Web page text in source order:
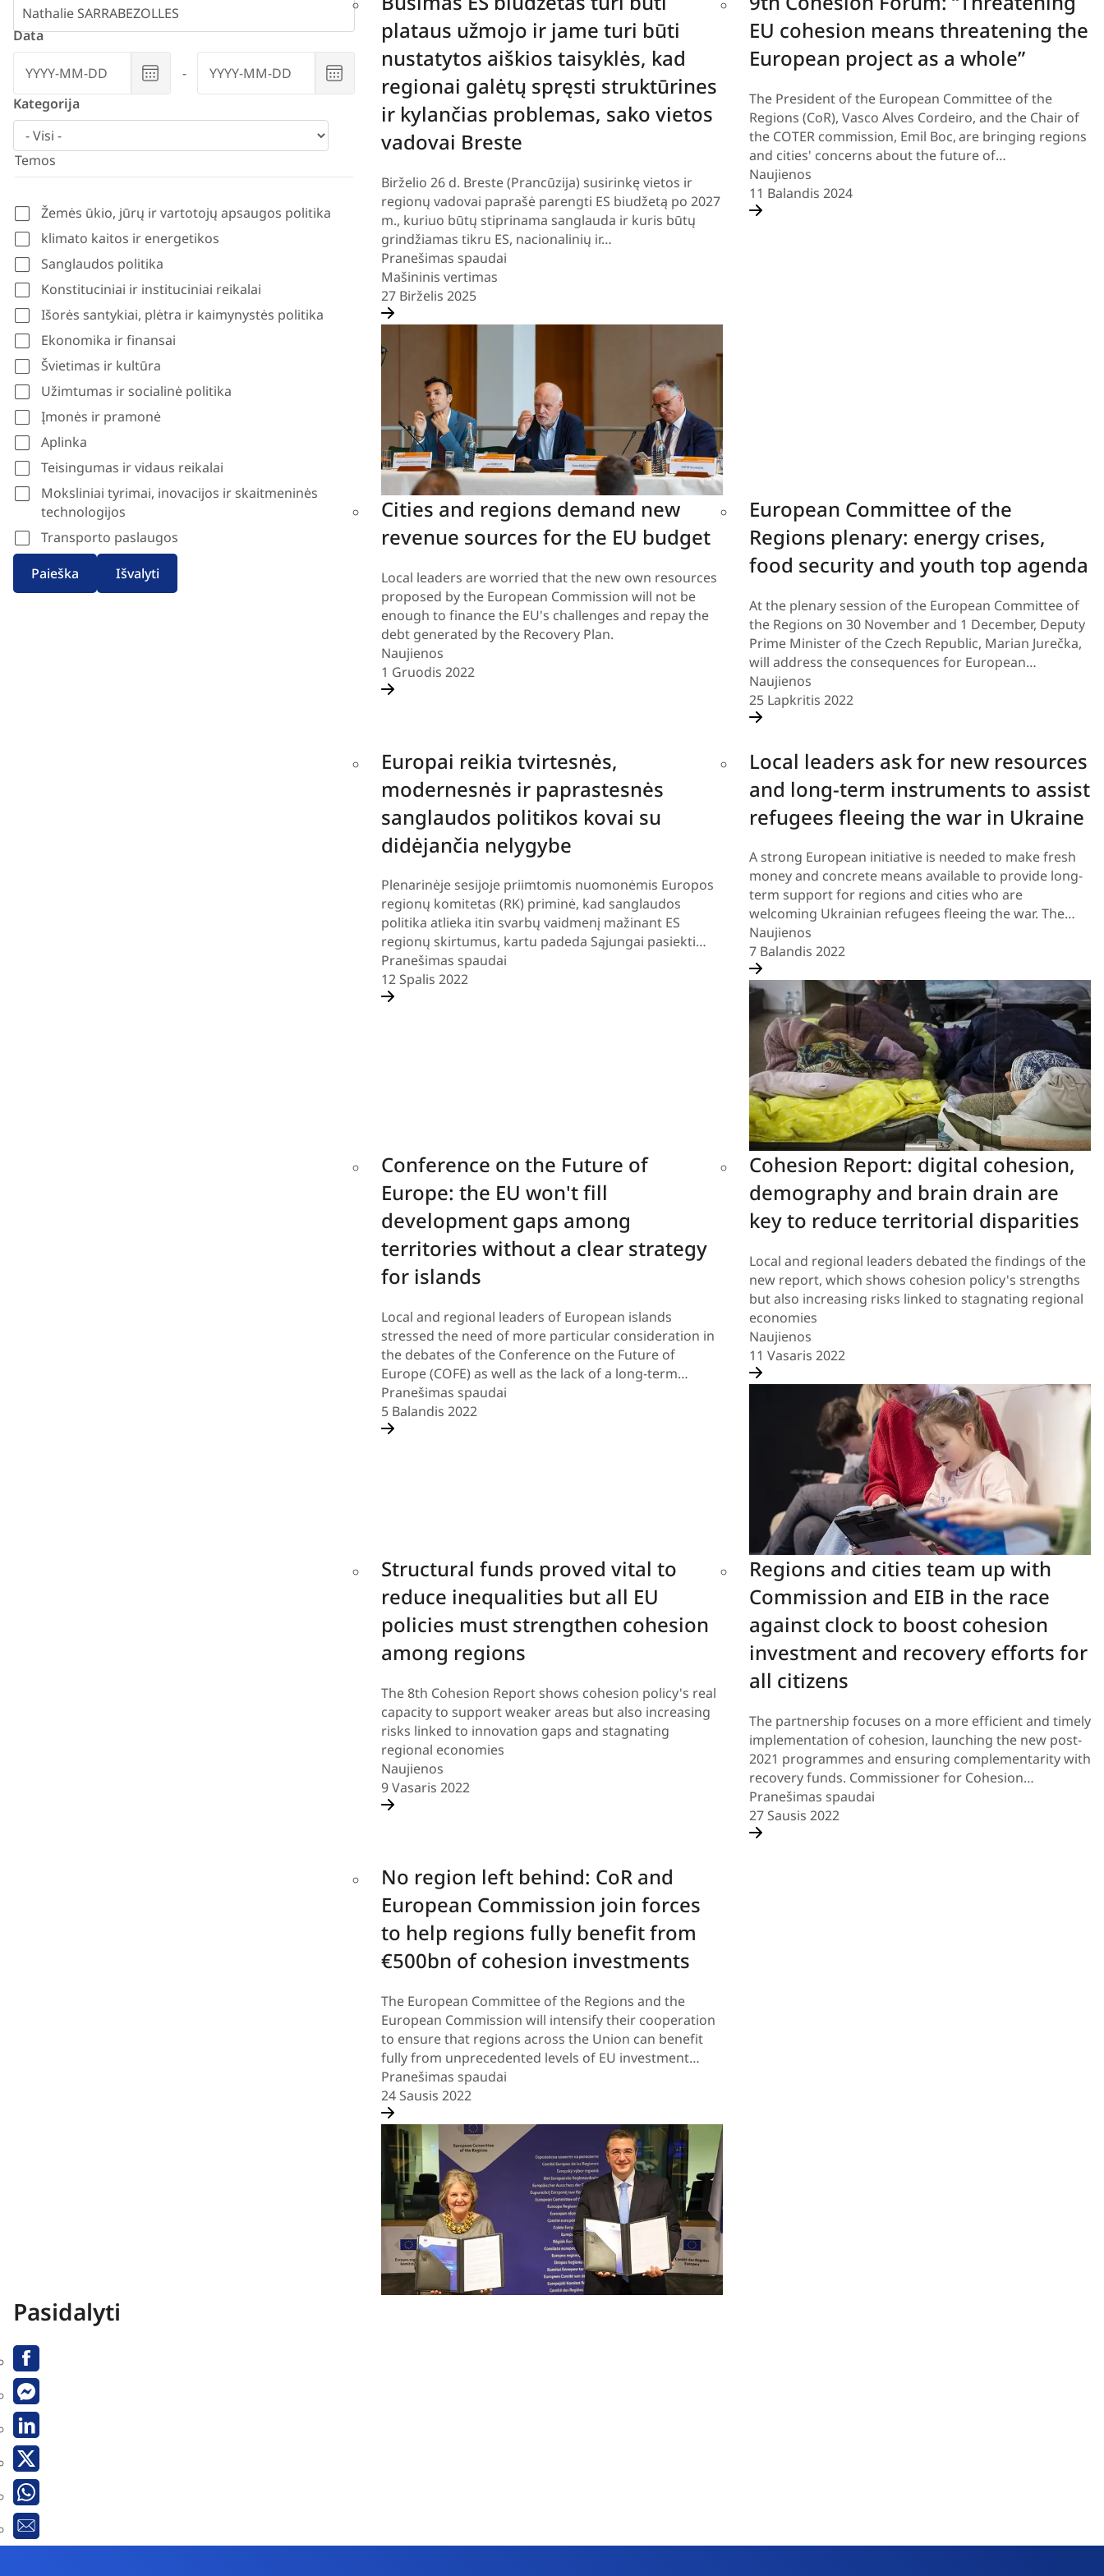
filters
Data
Choose
date
Choose
date
Kategorija
Temos
Žemės ūkio, jūrų ir vartotojų apsaugos politika
klimato kaitos ir energetikos
Sanglaudos politika
Konstituciniai ir instituciniai reikalai
Išorės santykiai, plėtra ir kaimynystės politika
Ekonomika ir finansai
Švietimas ir kultūra
Užimtumas ir socialinė politika
Įmonės ir pramonė
Aplinka
Teisingumas ir vidaus reikalai
Moksliniai tyrimai, inovacijos ir skaitmeninės
technologijos
Transporto paslaugos
Paieška
Išvalyti
items
Overview
(11)
plataus užmojo ir jame turi būti
nustatytos aiškios taisyklės, kad
regionai galėtų spręsti struktūrines
ir kylančias problemas, sako vietos
vadovai Breste
Birželio 26 d. Breste (Prancūzija) susirinkę vietos ir
regionų vadovai paprašė parengti ES biudžetą po 2027
m., kuriuo būtų stiprinama sanglauda ir kuris būtų
grindžiamas tikru ES, nacionalinių ir…
Pranešimas spaudai
Mašininis vertimas
27 Birželis 2025
EU cohesion means threatening the
European project as a whole”
The President of the European Committee of the
Regions (CoR), Vasco Alves Cordeiro, and the Chair of
the COTER commission, Emil Boc, are bringing regions
and cities' concerns about the future of…
Naujienos
11 Balandis 2024
Cities and regions demand new
revenue sources for the EU budget
Local leaders are worried that the new own resources
proposed by the European Commission will not be
enough to finance the EU's challenges and repay the
debt generated by the Recovery Plan.
Naujienos
1 Gruodis 2022
European Committee of the
Regions plenary: energy crises,
food security and youth top agenda
At the plenary session of the European Committee of
the Regions on 30 November and 1 December, Deputy
Prime Minister of the Czech Republic, Marian Jurečka,
will address the consequences for European…
Naujienos
25 Lapkritis 2022
Europai reikia tvirtesnės,
modernesnės ir paprastesnės
sanglaudos politikos kovai su
didėjančia nelygybe
Plenarinėje sesijoje priimtomis nuomonėmis Europos
regionų komitetas (RK) priminė, kad sanglaudos
politika atlieka itin svarbų vaidmenį mažinant ES
regionų skirtumus, kartu padeda Sąjungai pasiekti…
Pranešimas spaudai
12 Spalis 2022
Local leaders ask for new resources
and long-term instruments to assist
refugees fleeing the war in Ukraine
A strong European initiative is needed to make fresh
money and concrete means available to provide long-
term support for regions and cities who are
welcoming Ukrainian refugees fleeing the war. The…
Naujienos
7 Balandis 2022
​Conference on the Future of
Europe: the EU won't fill
development gaps among
territories without a clear strategy
for islands
Local and regional leaders of European islands
stressed the need of more particular consideration in
the debates of the Conference on the Future of
Europe (COFE) as well as the lack of a long-term…
Pranešimas spaudai
5 Balandis 2022
Cohesion Report: digital cohesion,
demography and brain drain are
key to reduce territorial disparities
Local and regional leaders debated the findings of the
new report, which shows cohesion policy's strengths
but also increasing risks linked to stagnating regional
economies
Naujienos
11 Vasaris 2022
Structural funds proved vital to
reduce inequalities but all EU
policies must strengthen cohesion
among regions
The 8th Cohesion Report shows cohesion policy's real
capacity to support weaker areas but also increasing
risks linked to innovation gaps and stagnating
regional economies
Naujienos
9 Vasaris 2022
Regions and cities team up with
Commission and EIB in the race
against clock to boost cohesion
investment and recovery efforts for
all citizens
The partnership focuses on a more efficient and timely
implementation of cohesion, launching the new post-
2021 programmes and ensuring complementarity with
recovery funds. Commissioner for Cohesion…
Pranešimas spaudai
27 Sausis 2022
No region left behind: CoR and
European Commission join forces
to help regions fully benefit from
€500bn of cohesion investments
The European Committee of the Regions and the
European Commission will intensify their cooperation
to ensure that regions across the Union can benefit
fully from unprecedented levels of EU investment…
Pranešimas spaudai
24 Sausis 2022
Pasidalyti
Facebook
Messenger
Linkedin
X
Whatsapp
El.